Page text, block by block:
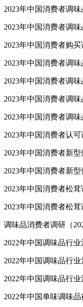
2023年中国消费者调
2023年中国消费者调
2023年中国消费者购
2023年中国消费者调
2023年中国消费者调
2023年中国消费者调
2023年中国消费者调
2023年中国消费者认
2023年中国消费者新
2023年中国消费者新
2023年中国消费者松
2023年中国消费者松
调味品消费者调研（
2022年中国调味品行
2022年中国调味品行
2022年中国调味品行
2022年中国单味调味